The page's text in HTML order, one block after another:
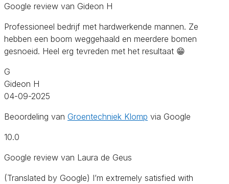
Google review van Gideon H
Professioneel bedrijf met hardwerkende mannen. Ze
hebben een boom weggehaald en meerdere bomen
gesnoeid. Heel erg tevreden met het resultaat 😁
G
Gideon H
04-09-2025
Beoordeling van Groentechniek Klomp via Google
10.0
Google review van Laura de Geus
(Translated by Google) I’m extremely satisfied with